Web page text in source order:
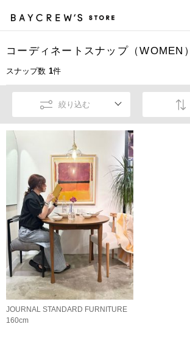
コーディネートスナップ（WOMEN）
スナップ数 1件
絞り込む
JOURNAL STANDARD FURNITURE
160cm